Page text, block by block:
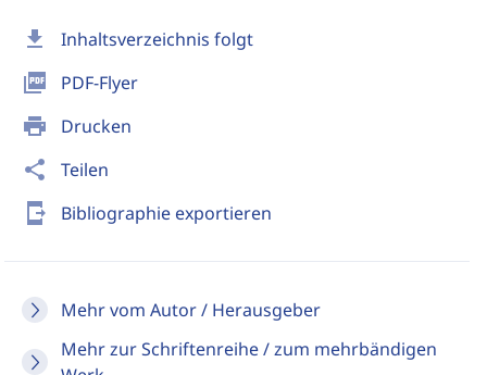
download Inhaltsverzeichnis folgt
picture_as_pdf PDF-Flyer
print Drucken
share Teilen
send_to_mobile Bibliographie exportieren
Mehr vom Autor / Herausgeber
Mehr zur Schriftenreihe / zum mehrbändigen